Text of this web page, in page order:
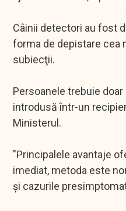
Câinii detectori au fost
forma de depistare cea
subiecţii.
Persoanele trebuie
introdusă într-un
Ministerul.
"Principalele avantaje
imediat, metoda este
şi cazurile